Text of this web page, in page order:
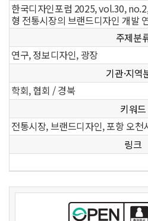
한국디자인포럼 2025, vol.30,
형 전통시장의 브랜드디자인 개발
주제분
연구, 정보디자인, 광장
기관·지역
학회, 협회 / 경북
키워드
전통시장, 브랜드디자인, 포항 오천
링크